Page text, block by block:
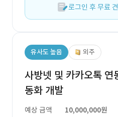
로그인 후 무료
유사도 높음 외주
사방넷 및 카카오톡 연
동화 개발
예상 금액
10,000,000원